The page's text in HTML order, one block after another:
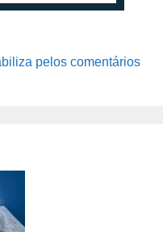
pelos comentários